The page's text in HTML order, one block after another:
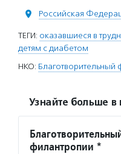
Российская
ТЕГИ: оказавшиеся в
детям с диабетом
НКО: Благотворительный
Узнайте больше в
филантропии *